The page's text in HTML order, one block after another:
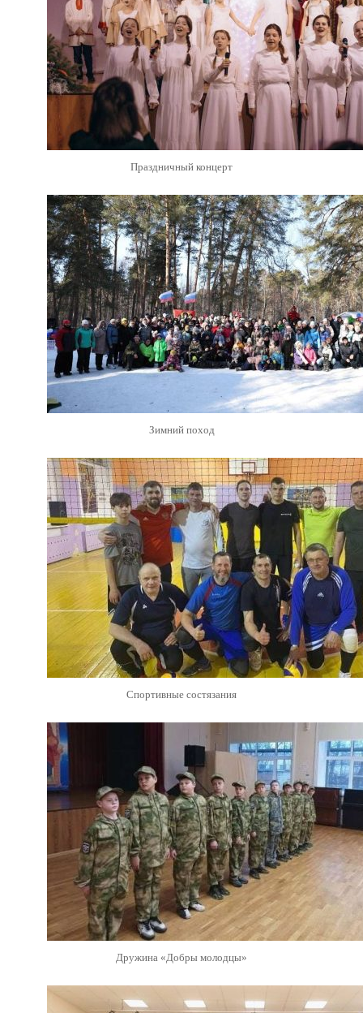
Праздничный концерт
Зимний поход
Спортивные состязания
Дружина «Добры молодцы»